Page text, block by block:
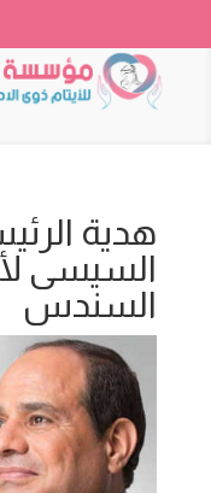
هدية
السيسى
السندس